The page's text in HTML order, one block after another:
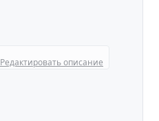
Редактировать описание